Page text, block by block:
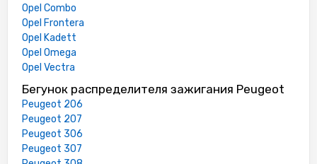
Opel Combo
Opel Frontera
Opel Kadett
Opel Omega
Opel Vectra
Бегунок распределителя зажигания Peugeot
Peugeot 206
Peugeot 207
Peugeot 306
Peugeot 307